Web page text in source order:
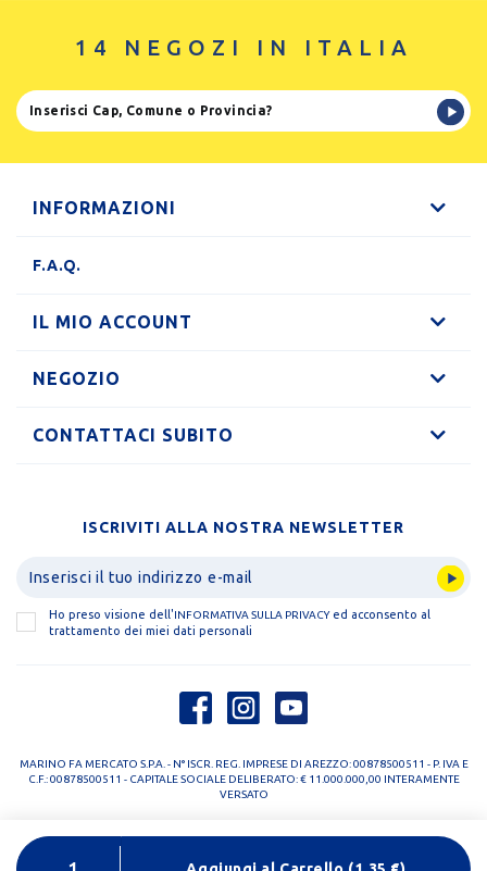
14 NEGOZI IN ITALIA
INFORMAZIONI
F.A.Q.
IL MIO ACCOUNT
NEGOZIO
CONTATTACI SUBITO
ISCRIVITI ALLA NOSTRA NEWSLETTER
Ho preso visione dell'INFORMATIVA SULLA PRIVACYed acconsento al
trattamento dei miei dati personali
MARINO FA MERCATO S.P.A. - N° ISCR. REG. IMPRESE DI AREZZO: 00878500511 - P. IVA E
C.F.: 00878500511 - CAPITALE SOCIALE DELIBERATO: € 11.000.000,00 INTERAMENTE
VERSATO
PRIVACY POLICY COOKIE POLICY